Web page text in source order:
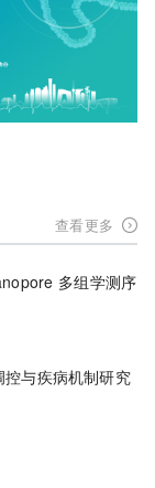
查看更多
多组学测序
与疾病机制研究